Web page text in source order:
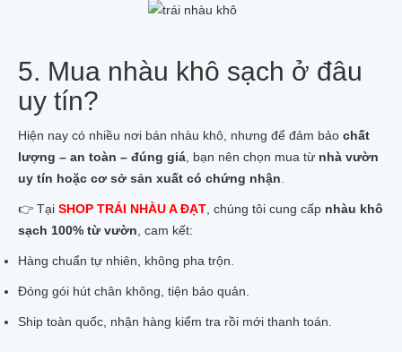
5. Mua nhàu khô sạch ở đâu
uy tín?
Hiện nay có nhiều nơi bán nhàu khô, nhưng để đảm bảo chất
lượng – an toàn – đúng giá , bạn nên chọn mua từ nhà vườn
uy tín hoặc cơ sở sản xuất có chứng nhận
👉 Tại SHOP TRÁI NHÀU A ĐẠT , chúng tôi cung cấp nhàu khô
sạch 100% từ vườn , cam kết:
Hàng chuẩn tự nhiên, không pha trộn.
Đóng gói hút chân không, tiện bảo quản.
Ship toàn quốc, nhận hàng kiểm tra rồi mới thanh toán.